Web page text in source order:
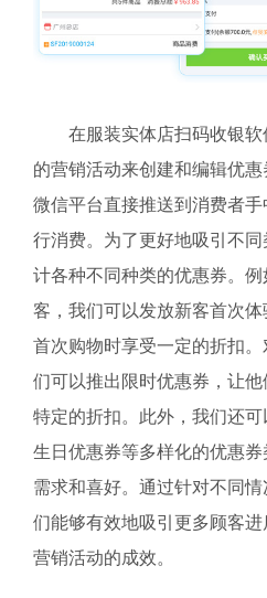
在服装实体店扫码收银
的营销活动来创建和编辑优
微信平台直接推送到消费者
行消费。为了更好地吸引不
计各种不同种类的优惠券。
客，我们可以发放新客首次
首次购物时享受一定的折扣
们可以推出限时优惠券，让
特定的折扣。此外，我们还
生日优惠券等多样化的优惠
需求和喜好。通过针对不同
们能够有效地吸引更多顾客
营销活动的成效。